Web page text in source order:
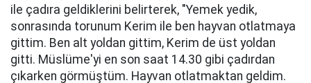
ile çadıra geldiklerini belirterek, "Yemek yedik,
sonrasında torunum Kerim ile ben hayvan otlatmaya
gittim. Ben alt yoldan gittim, Kerim de üst yoldan
gitti. Müslüme'yi en son saat 14.30 gibi çadırdan
çıkarken görmüştüm. Hayvan otlatmaktan geldim.